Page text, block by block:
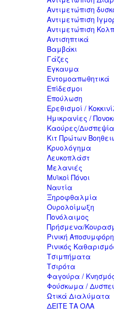
Αντιμετώπιση
Αντιμετώπιση
Αντιμετώπιση
Αντισηπτικά
Βαμβάκι
Γάζες
Έγκαυμα
Εντομοαπωθητικά
Επίδεσμοι
Επούλωση
Ερεθισμοί /
Ημικρανίες /
Καούρες/Δυσπεψία
Κιτ Πρώτων
Κρυολόγημα
Λευκοπλάστ
Μελανιές
Μυϊκοί Πόνοι
Ναυτία
Ξηροφθαλμία
Ουρολοίμωξη
Πονόλαιμος
Πρήσμενα/
Ρινική
Ρινικός
Τσιμπήματα
Τσιρότα
Φαγούρα /
Φούσκωμα /
Ωτικά Διαλύματα
ΔΕΙΤΕ ΤΑ ΟΛΑ